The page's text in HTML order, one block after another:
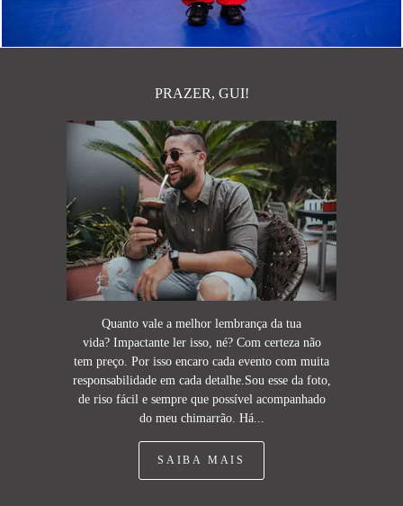
PRAZER, GUI!
Quanto vale a melhor lembrança da tua
vida? Impactante ler isso, né? Com certeza não
tem preço. Por isso encaro cada evento com muita
responsabilidade em cada detalhe.Sou esse da foto,
de riso fácil e sempre que possível acompanhado
do meu chimarrão. Há...
SAIBA MAIS